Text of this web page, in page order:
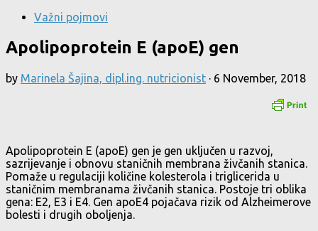
Važni pojmovi
Apolipoprotein E (apoE) gen
by Marinela Šajina, dipl.ing. nutricionist · 6 November, 2018
Apolipoprotein E (apoE) gen je gen uključen u razvoj,
sazrijevanje i obnovu staničnih membrana živčanih stanica.
Pomaže u regulaciji količine kolesterola i triglicerida u
staničnim membranama živčanih stanica. Postoje tri oblika
gena: E2, E3 i E4. Gen apoE4 pojačava rizik od Alzheimerove
bolesti i drugih oboljenja.